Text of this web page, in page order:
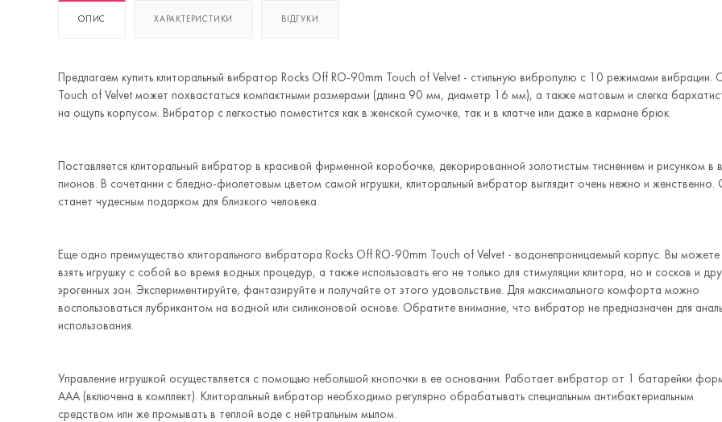
ОПИС ХАРАКТЕРИСТИКИ ВІДГУКИ
Предлагаем купить клиторальный вибратор Rocks Off RO-90mm Touch of Velvet - стильную вибропулю с 10 режимами вибрации.
Touch of Velvet может похвастаться компактными размерами (длина 90 мм, диаметр 16 мм), а также матовым и слегка
на ощупь корпусом. Вибратор с легкостью поместится как в женской сумочке, так и в клатче или даже в кармане брюк.
Поставляется клиторальный вибратор в красивой фирменной коробочке, декорированной золотистым тиснением и рисунком в
пионов. В сочетании с бледно-фиолетовым цветом самой игрушки, клиторальный вибратор выглядит очень нежно и женственно.
станет чудесным подарком для близкого человека.
Еще одно преимущество клиторального вибратора Rocks Off RO-90mm Touch of Velvet - водонепроницаемый корпус. Вы можете
взять игрушку с собой во время водных процедур, а также использовать его не только для стимуляции клитора, но и сосков и
эрогенных зон. Экспериментируйте, фантазируйте и получайте от этого удовольствие. Для максимального комфорта можно
воспользоваться лубрикантом на водной или силиконовой основе. Обратите внимание, что вибратор не предназначен для
использования.
Управление игрушкой осуществляется с помощью небольшой кнопочки в ее основании. Работает вибратор от 1 батарейки
ААА (включена в комплект). Клиторальный вибратор необходимо регулярно обрабатывать специальным антибактериальным
средством или же промывать в теплой воде с нейтральным мылом.